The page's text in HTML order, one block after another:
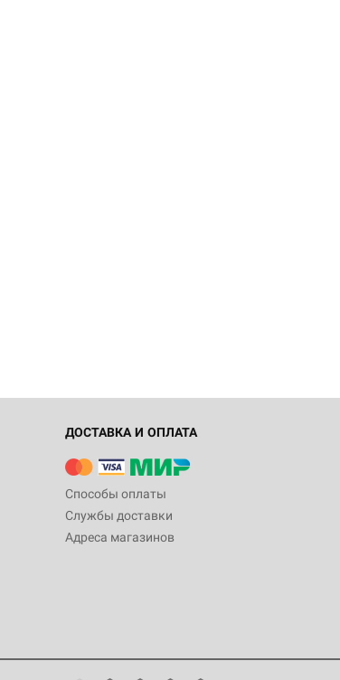
ДОСТАВКА И ОПЛАТА
Способы оплаты
Службы доставки
Адреса магазинов